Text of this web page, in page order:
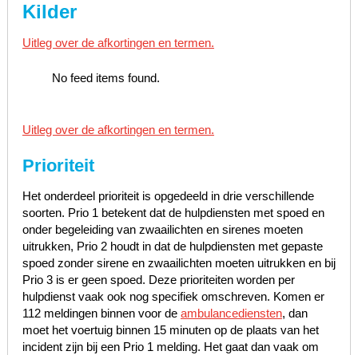
Kilder
Uitleg over de afkortingen en termen.
No feed items found.
Uitleg over de afkortingen en termen.
Prioriteit
Het onderdeel prioriteit is opgedeeld in drie verschillende
soorten. Prio 1 betekent dat de hulpdiensten met spoed en
onder begeleiding van zwaailichten en sirenes moeten
uitrukken, Prio 2 houdt in dat de hulpdiensten met gepaste
spoed zonder sirene en zwaailichten moeten uitrukken en bij
Prio 3 is er geen spoed. Deze prioriteiten worden per
hulpdienst vaak ook nog specifiek omschreven. Komen er
112 meldingen binnen voor de ambulancediensten, dan
moet het voertuig binnen 15 minuten op de plaats van het
incident zijn bij een Prio 1 melding. Het gaat dan vaak om